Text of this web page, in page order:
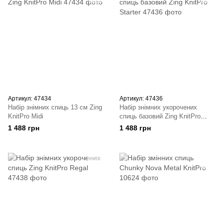
Артикул: 47434
Набір знімних спиць 13 см Zing
KnitPro Midi
1 488 грн
Артикул: 47436
Набір знімних укорочених
спиць базовий Zing KnitPro
Starter
1 488 грн